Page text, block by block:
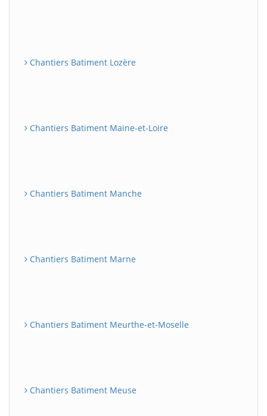
Chantiers Batiment Lozère
Chantiers Batiment Maine-et-Loire
Chantiers Batiment Manche
Chantiers Batiment Marne
Chantiers Batiment Meurthe-et-Moselle
Chantiers Batiment Meuse